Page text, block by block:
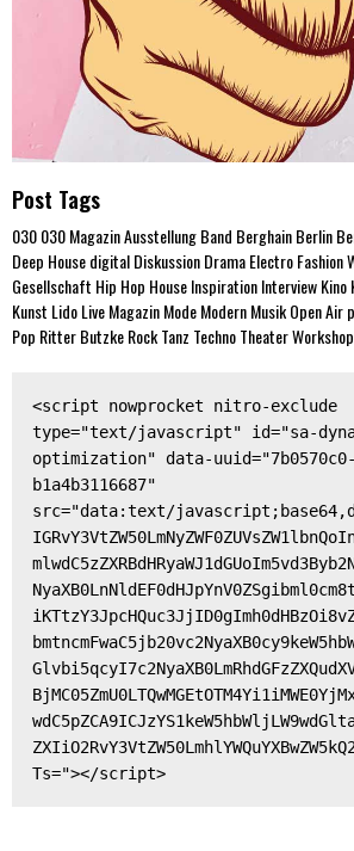
Post Tags
030030 MagazinAusstellungBand BerghainBerlin
Deep HousedigitalDiskussionDramaElectroFashion
Gesellschaft Hip Hop HouseInspirationInterviewKino
Kunst LidoLiveMagazinModeModernMusikOpen Air
Pop Ritter ButzkeRockTanz TechnoTheaterWorkshop
<script nowprocket nitro-exclude
type="text/javascript" id="sa-
optimization" data-
b1a4b3116687"
src="data:text/
Ts="></script>